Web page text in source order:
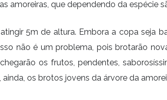
amoreiras, que dependendo da espécie
5m de altura. Embora a copa seja
não é um problema, pois brotarão
os frutos, pendentes,
ainda, os brotos jovens da árvore da